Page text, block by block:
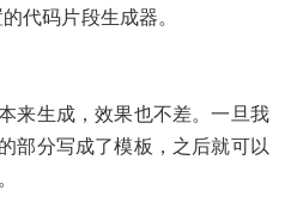
代码片段生成器。
来生成，效果也不差。一旦我
部分写成了模板，之后就可以